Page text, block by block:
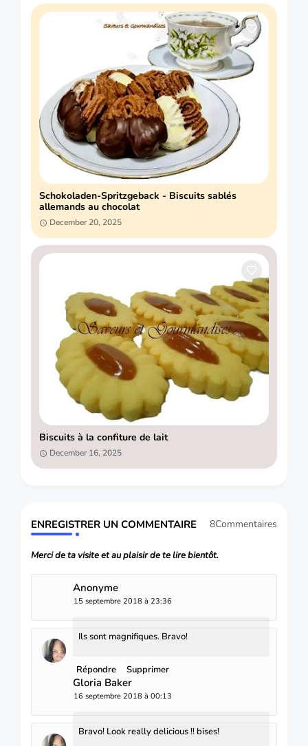
Schokoladen-Spritzgeback - Biscuits sablés
allemands au chocolat
December 20, 2025
Biscuits à la confiture de lait
December 16, 2025
ENREGISTRER UN COMMENTAIRE 8Commentaires
Merci de ta visite et au plaisir de te lire bientôt.
Anonyme
15 septembre 2018 à 23:36
Ils sont magnifiques. Bravo!
Répondre Supprimer
Gloria Baker
16 septembre 2018 à 00:13
Bravo! Look really delicious !! bises!